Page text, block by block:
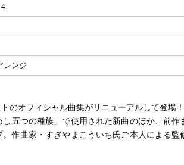
レンジ
のオフィシャル曲集がリニューアルして登場！
五つの種族」で使用された新曲のほか、前作
作曲家・すぎやまこういち氏ご本人による監